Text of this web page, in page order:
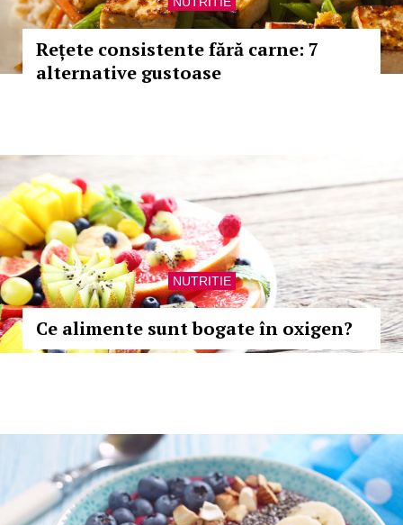
Rețete consistente fără carne: 7
alternative gustoase
NUTRITIE
Ce alimente sunt bogate în oxigen?